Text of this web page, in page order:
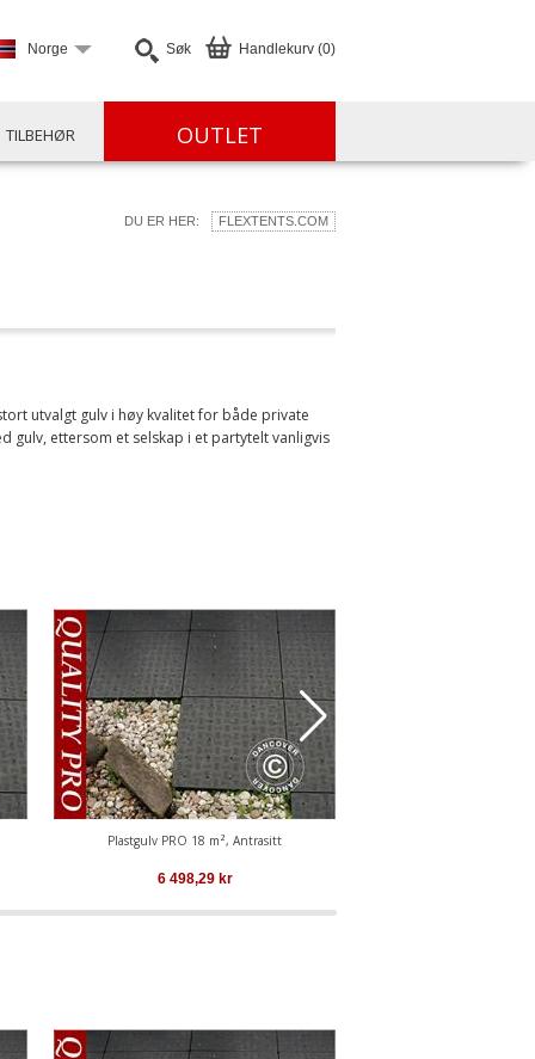
Handlekurv (0)
Søk
Norge
TILBEHØR OUTLET
DU ER HER: FLEXTENTS.COM
utvalgt gulv i høy kvalitet for både private
gulv, ettersom et selskap i et partytelt vanligvis
Plastgulv PRO 18 m², Antrasitt
6 498,29kr